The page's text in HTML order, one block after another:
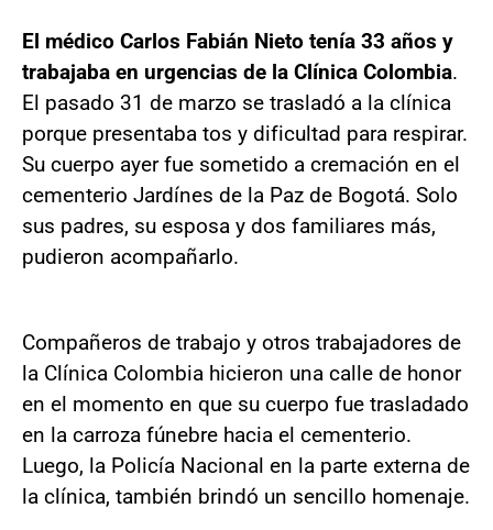
El médico Carlos Fabián Nieto tenía 33 años y
trabajaba en urgencias de la Clínica Colombia.
El pasado 31 de marzo se trasladó a la clínica
porque presentaba tos y dificultad para respirar.
Su cuerpo ayer fue sometido a cremación en el
cementerio Jardínes de la Paz de Bogotá. Solo
sus padres, su esposa y dos familiares más,
pudieron acompañarlo.
Compañeros de trabajo y otros trabajadores de
la Clínica Colombia hicieron una calle de honor
en el momento en que su cuerpo fue trasladado
en la carroza fúnebre hacia el cementerio.
Luego, la Policía Nacional en la parte externa de
la clínica, también brindó un sencillo homenaje.